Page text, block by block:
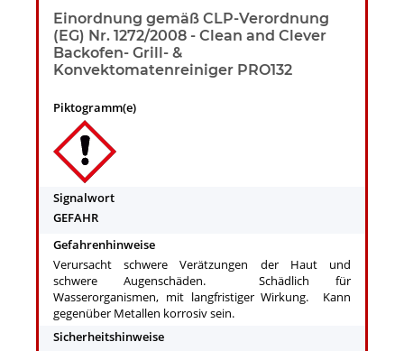
Einordnung gemäß CLP-Verordnung
(EG) Nr. 1272/2008 - Clean and Clever
Backofen- Grill- &
Konvektomatenreiniger PRO132
Piktogramm(e)
Signalwort
GEFAHR
Gefahrenhinweise
Verursacht schwere Verätzungen der Haut und
schwere Augenschäden. Schädlich für
Wasserorganismen, mit langfristiger Wirkung. Kann
gegenüber Metallen korrosiv sein.
Sicherheitshinweise